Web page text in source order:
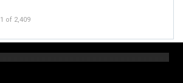
1 of 2,409